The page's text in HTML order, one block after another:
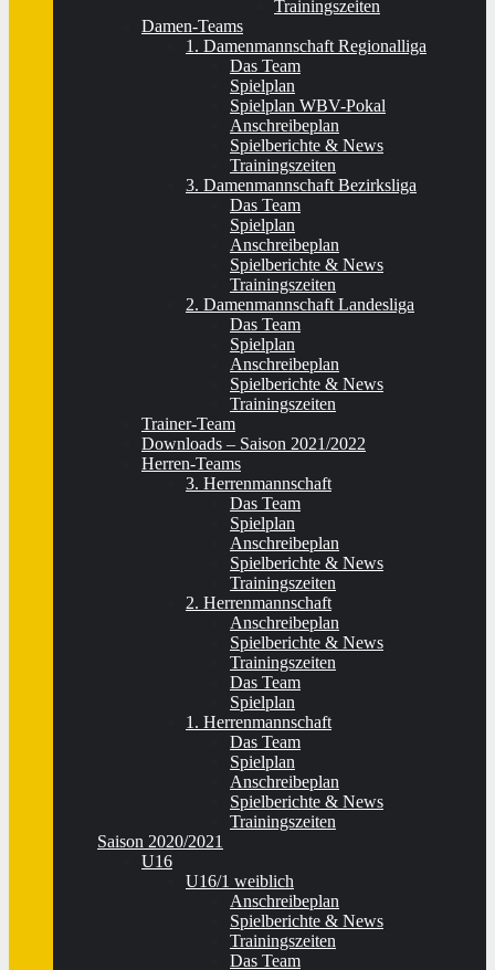
Trainingszeiten
Damen-Teams
1. Damenmannschaft Regionalliga
Das Team
Spielplan
Spielplan WBV-Pokal
Anschreibeplan
Spielberichte & News
Trainingszeiten
3. Damenmannschaft Bezirksliga
Das Team
Spielplan
Anschreibeplan
Spielberichte & News
Trainingszeiten
2. Damenmannschaft Landesliga
Das Team
Spielplan
Anschreibeplan
Spielberichte & News
Trainingszeiten
Trainer-Team
Downloads – Saison 2021/2022
Herren-Teams
3. Herrenmannschaft
Das Team
Spielplan
Anschreibeplan
Spielberichte & News
Trainingszeiten
2. Herrenmannschaft
Anschreibeplan
Spielberichte & News
Trainingszeiten
Das Team
Spielplan
1. Herrenmannschaft
Das Team
Spielplan
Anschreibeplan
Spielberichte & News
Trainingszeiten
Saison 2020/2021
U16
U16/1 weiblich
Anschreibeplan
Spielberichte & News
Trainingszeiten
Das Team